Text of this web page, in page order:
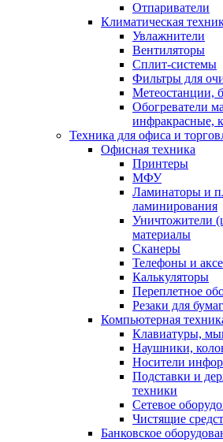
Отпариватели
Климатическая
Увлажнители
Вентиляторы
Сплит-системы
Фильтры для
Метеостанции,
Обогреватели
инфракрасные,
Техника для офиса и
Офисная техника
Принтеры
МФУ
Ламинаторы и
ламинирования
Уничтожители
материалы
Сканеры
Телефоны и
Калькуляторы
Переплетное
Резаки для
Компьютерная
Клавиатуры,
Наушники,
Носители
Подставки и
техники
Сетевое
Чистящие
Банковское